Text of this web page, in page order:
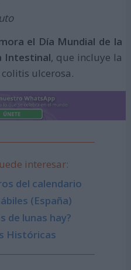
el Día Mundial de la
Intestinal, que incluye la
ulcerosa.
interesar:
del calendario
(España)
de lunas hay?
Históricas